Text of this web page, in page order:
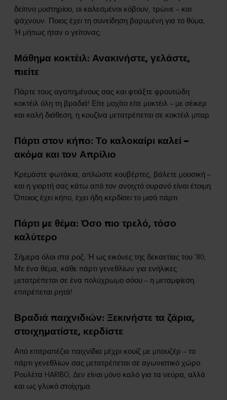
δείπνο μυστηρίου, οι καλεσμένοι κόβουν, τρώνε – και
ψάχνουν. Ποιος έχει τη συνείδηση βαρυμένη για το θύμα;
Ή μήπως ήταν ο γείτονας;
Μάθημα κοκτέιλ: Ανακινήστε, γελάστε,
πιείτε
Πάρτε τους αγαπημένους σας και φτιάξτε φρουτώδη
κοκτέιλ όλη τη βραδιά! Είτε μοχίτο είτε μοκτέιλ – με σέικερ
και καλή διάθεση, η κουζίνα μετατρέπεται σε κοκτέιλ μπαρ.
Πάρτι στον κήπο: Το καλοκαίρι καλεί –
ακόμα και τον Απρίλιο
Κρεμάστε φωτάκια, απλώστε κουβέρτες, βάλετε μουσική –
και η γιορτή σας κάτω από τον ανοιχτό ουρανό είναι έτοιμη.
Όποιος έχει κήπο, έχει ήδη κερδίσει το μισό πάρτι.
Πάρτι με θέμα: Όσο πιο τρελό, τόσο
καλύτερο
Σήμερα όλοι στα ροζ; Ή ως εικόνες της δεκαετίας του ’80;
Με ένα θέμα, κάθε πάρτι γενεθλίων για ενήλικες
μετατρέπεται σε ένα πολύχρωμο σόου – η μεταμφίεση
επιτρέπεται ρητά!
Βραδιά παιχνιδιών: Ξεκινήστε τα ζάρια,
στοιχηματίστε, κερδίστε
Από επιτραπέζια παιχνίδια μέχρι κουίζ με μπουζέρ – το
πάρτι γενεθλίων σας μετατρέπεται σε αγωνιστικό χώρο.
Ρουλέτα HARIBO; Δεν είναι μόνο καλό για τα νεύρα, αλλά
και ως γλυκό στοίχημα.